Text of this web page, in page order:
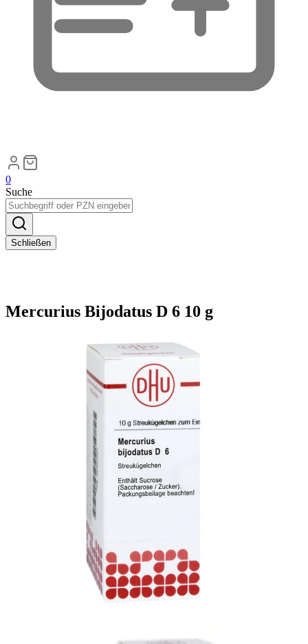
0
Suche
Schließen
Mercurius Bijodatus D 6 10 g